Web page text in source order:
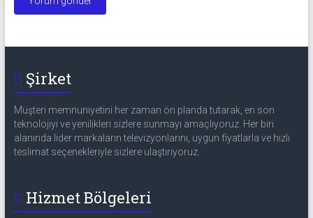
Şirket
Müşteri memnuniyetini her zaman ön planda tutarak, en son
teknolojiyi ve yenilikleri sizlere sunmayı amaçlıyoruz. Her biri
alanında lider markaların televizyonlarını, uygun fiyatlarla ve hızlı
teslimat seçenekleriyle sizlere ulaştırıyoruz.
Hizmet Bölgeleri